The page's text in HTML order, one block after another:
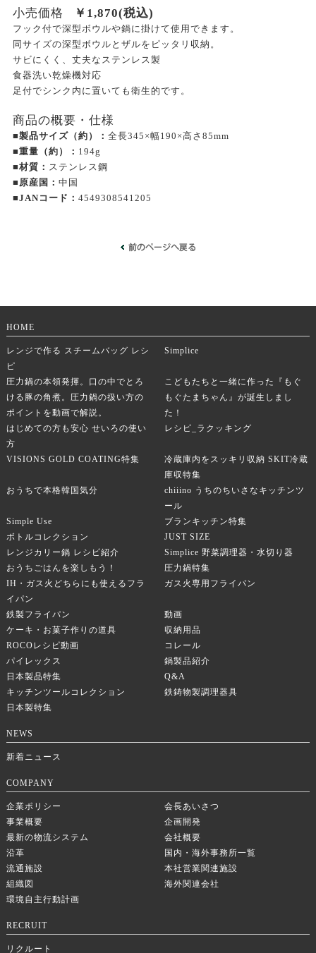
小売価格 ￥ 1,870(税込)
フック付で深型ボウルや鍋に掛けて使用できます。
同サイズの深型ボウルとザルをピッタリ収納。
サビにくく、丈夫なステンレス製
食器洗い乾燥機対応
足付でシンク内に置いても衛生的です。
商品の概要・仕様
■製品サイズ（約）： 全長345×幅190×高さ85mm
■重量（約）： 194g
■材質： ステンレス鋼
■原産国： 中国
■JANコード： 4549308541205
HOME
レンジで作る スチームバッグ レシ
ピ
Simplice
圧力鍋の本領発揮。口の中でとろ
ける豚の角煮。圧力鍋の扱い方の
ポイントを動画で解説。
こどもたちと一緒に作った『もぐ
もぐたまちゃん』が誕生しまし
た！
はじめての方も安心 せいろの使い
方
レシピ_ラクッキング
VISIONS GOLD COATING特集
冷蔵庫内をスッキリ収納 SKIT冷蔵
庫収特集
おうちで本格韓国気分
chiiino うちのちいさなキッチンツ
ール
Simple Use
ブランキッチン特集
ボトルコレクション
JUST SIZE
レンジカリー鍋 レシピ紹介
Simplice 野菜調理器・水切り器
おうちごはんを楽しもう！
圧力鍋特集
IH・ガス火どちらにも使えるフラ
イパン
ガス火専用フライパン
鉄製フライパン
動画
ケーキ・お菓子作りの道具
収納用品
ROCOレシピ動画
コレール
パイレックス
鍋製品紹介
日本製品特集
Q&A
キッチンツールコレクション
鉄鋳物製調理器具
日本製特集
NEWS
新着ニュース
COMPANY
企業ポリシー
会長あいさつ
事業概要
企画開発
最新の物流システム
会社概要
沿革
国内・海外事務所一覧
流通施設
本社営業関連施設
組織図
海外関連会社
環境自主行動計画
RECRUIT
リクルート